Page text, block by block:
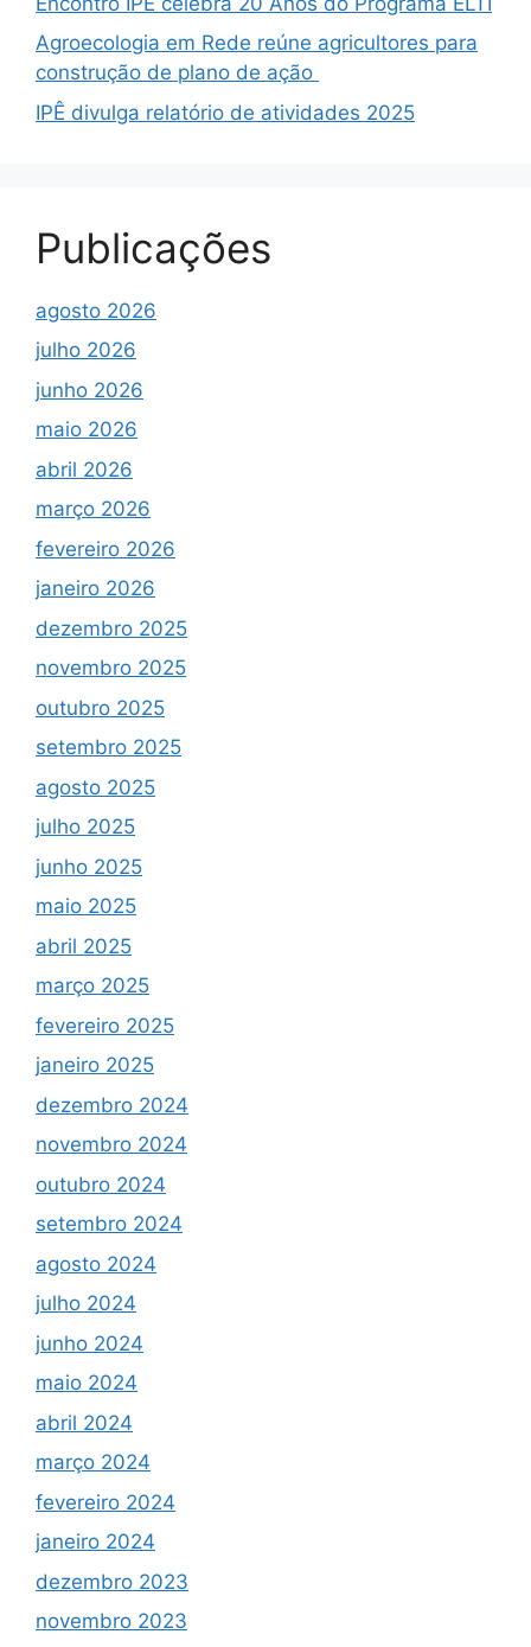
Agroecologia em Rede reúne agricultores para
construção de plano de ação
IPÊ divulga relatório de atividades 2025
Publicações
agosto 2026
julho 2026
junho 2026
maio 2026
abril 2026
março 2026
fevereiro 2026
janeiro 2026
dezembro 2025
novembro 2025
outubro 2025
setembro 2025
agosto 2025
julho 2025
junho 2025
maio 2025
abril 2025
março 2025
fevereiro 2025
janeiro 2025
dezembro 2024
novembro 2024
outubro 2024
setembro 2024
agosto 2024
julho 2024
junho 2024
maio 2024
abril 2024
março 2024
fevereiro 2024
janeiro 2024
dezembro 2023
novembro 2023